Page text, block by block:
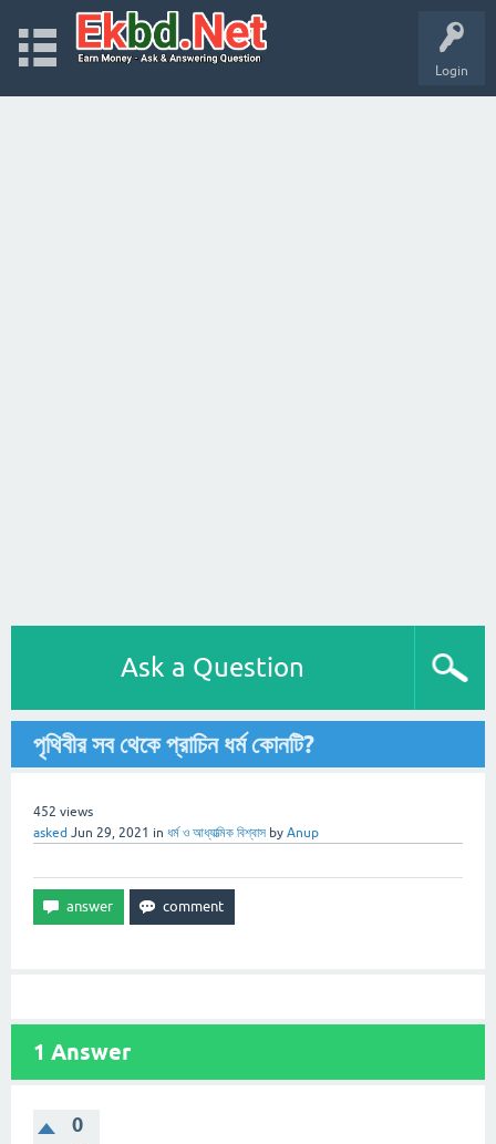
Login
Ask a Question
পৃথিবীর সব থেকে প্রাচিন ধর্ম কোনটি?
452 views
asked Jun 29, 2021 in ধর্ম ও আধ্যাত্মিক বিশ্বাস by Anup
1 Answer
0